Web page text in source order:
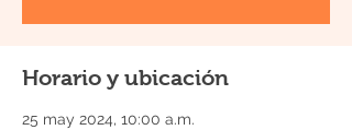
Horario y ubicación
25 may 2024, 10:00 a.m.